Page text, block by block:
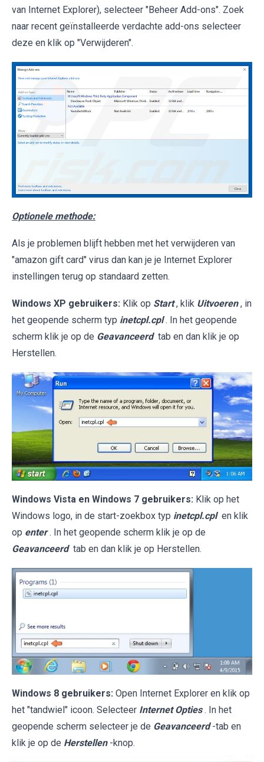
van Internet Explorer), selecteer "Beheer Add-ons". Zoek
naar recent geïnstalleerde verdachte add-ons selecteer
deze en klik op "Verwijderen".
Optionele methode:
Als je problemen blijft hebben met het verwijderen van
"amazon gift card" virus dan kan je je Internet Explorer
instellingen terug op standaard zetten.
Windows XP gebruikers: Klik op Start , klik Uitvoeren , in
het geopende scherm typ inetcpl.cpl . In het geopende
scherm klik je op de Geavanceerd tab en dan klik je op
Herstellen.
Windows Vista en Windows 7 gebruikers: Klik op het
Windows logo, in de start-zoekbox typ inetcpl.cpl en klik
op enter . In het geopende scherm klik je op de
Geavanceerd tab en dan klik je op Herstellen.
Windows 8 gebruikers: Open Internet Explorer en klik op
het "tandwiel" icoon. Selecteer Internet Opties . In het
geopende scherm selecteer je de Geavanceerd -tab en
klik je op de Herstellen -knop.